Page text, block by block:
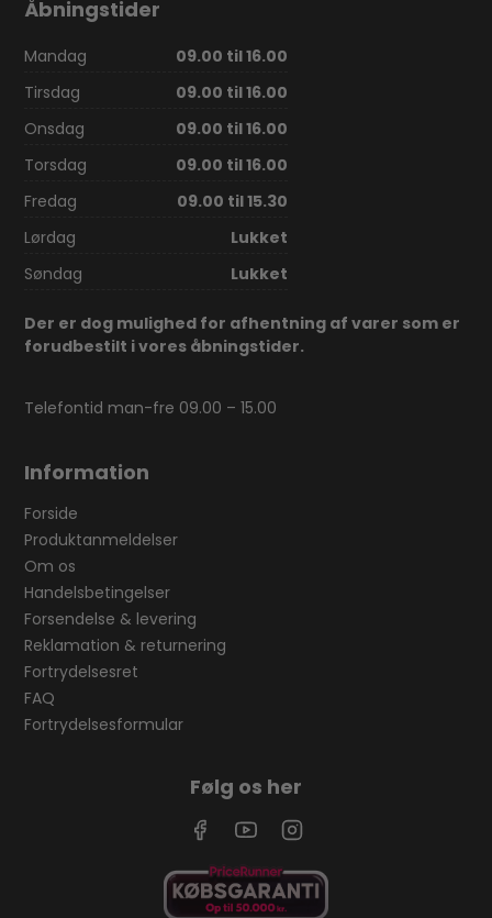
Åbningstider
Mandag
09.00 til 16.00
Tirsdag
09.00 til 16.00
Onsdag
09.00 til 16.00
Torsdag
09.00 til 16.00
Fredag
09.00 til 15.30
Lørdag
Lukket
Søndag
Lukket
Der er dog mulighed for afhentning af varer som er
forudbestilt i vores åbningstider.
Telefontid man-fre 09.00 – 15.00
Information
Forside
Produktanmeldelser
Om os
Handelsbetingelser
Forsendelse & levering
Reklamation & returnering
Fortrydelsesret
FAQ
Fortrydelsesformular
Følg os her